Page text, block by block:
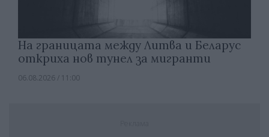
На границата между Литва и Беларус
откриха нов тунел за мигранти
06.08.2026 / 11:00